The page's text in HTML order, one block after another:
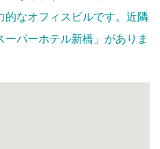
的なオフィスビルです。近隣
パーホテル新橋」がありま